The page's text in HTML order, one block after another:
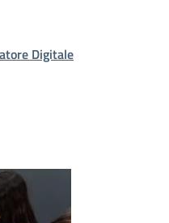
Digitale